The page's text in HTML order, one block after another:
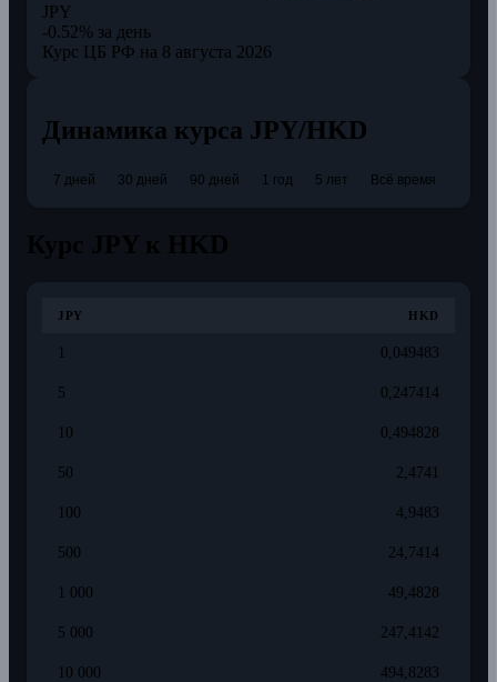
JPY
-0.52% за день
Курс ЦБ РФ на 8 августа 2026
Динамика курса JPY/HKD
7 дней 30 дней 90 дней 1 год 5 лет Всё время
JPY HKD
1 0,049483
5 0,247414
10 0,494828
50 2,4741
100 4,9483
500 24,7414
1 000 49,4828
5 000 247,4142
10 000 494,8283